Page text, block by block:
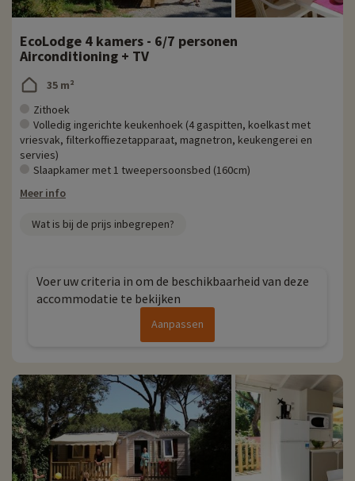
Meer informatie
- Huisdieren toegestaan, tegen extra kosten
EcoLodge 4 kamers - 6/7 personen
Airconditioning + TV
35 m²
Zithoek
Volledig ingerichte keukenhoek (4 gaspitten, koelkast met
vriesvak, filterkoffiezetapparaat, magnetron, keukengerei en
servies)
Slaapkamer met 1 tweepersoonsbed (160cm)
Meer info
Wat is bij de prijs inbegrepen?
Voer uw criteria in om de beschikbaarheid van deze
accommodatie te bekijken
Aanpassen